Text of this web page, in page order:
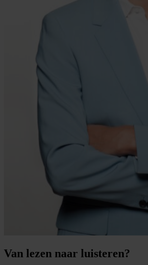
Van lezen naar luisteren?